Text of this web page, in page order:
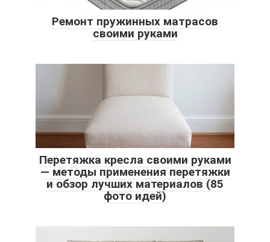
Ремонт пружинных матрасов
своими руками
Перетяжка кресла своими руками
— методы применения перетяжки
и обзор лучших материалов (85
фото идей)